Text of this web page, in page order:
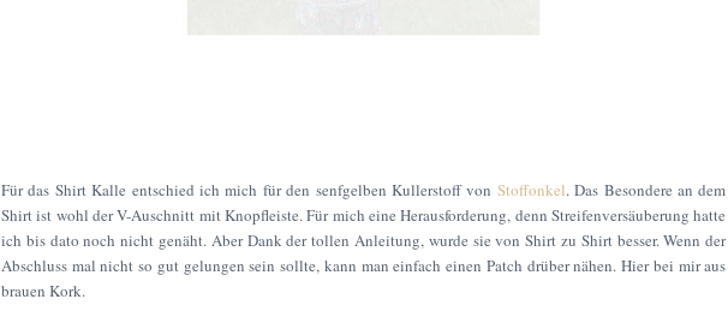
Für das Shirt Kalle entschied ich mich für den senfgelben Kullerstoff von Stoffonkel. Das Besondere an dem
Shirt ist wohl der V-Auschnitt mit Knopfleiste. Für mich eine Herausforderung, denn Streifenversäuberung hatte
ich bis dato noch nicht genäht. Aber Dank der tollen Anleitung, wurde sie von Shirt zu Shirt besser. Wenn der
Abschluss mal nicht so gut gelungen sein sollte, kann man einfach einen Patch drüber nähen. Hier bei mir aus
brauen Kork.